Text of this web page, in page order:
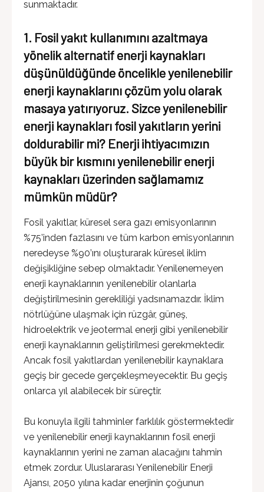
sunmaktadır.
1. Fosil yakıt kullanımını azaltmaya
yönelik alternatif enerji kaynakları
düşünüldüğünde öncelikle yenilenebilir
enerji kaynaklarını çözüm yolu olarak
masaya yatırıyoruz. Sizce yenilenebilir
enerji kaynakları fosil yakıtların yerini
doldurabilir mi? Enerji ihtiyacımızın
büyük bir kısmını yenilenebilir enerji
kaynakları üzerinden sağlamamız
mümkün müdür?
Fosil yakıtlar, küresel sera gazı emisyonlarının
%75’inden fazlasını ve tüm karbon emisyonlarının
neredeyse %90’ını oluşturarak küresel iklim
değişikliğine sebep olmaktadır. Yenilenemeyen
enerji kaynaklarının yenilenebilir olanlarla
değiştirilmesinin gerekliliği yadsınamazdır. İklim
nötrlüğüne ulaşmak için rüzgâr, güneş,
hidroelektrik ve jeotermal enerji gibi yenilenebilir
enerji kaynaklarının geliştirilmesi gerekmektedir.
Ancak fosil yakıtlardan yenilenebilir kaynaklara
geçiş bir gecede gerçekleşmeyecektir. Bu geçiş
onlarca yıl alabilecek bir süreçtir.
Bu konuyla ilgili tahminler farklılık göstermektedir
ve yenilenebilir enerji kaynaklarının fosil enerji
kaynaklarının yerini ne zaman alacağını tahmin
etmek zordur. Uluslararası Yenilenebilir Enerji
Ajansı, 2050 yılına kadar enerjinin çoğunun